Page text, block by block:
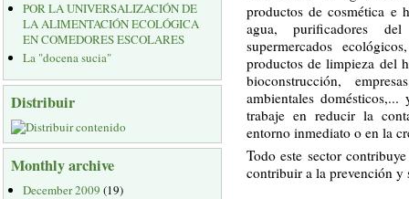
POR LA UNIVERSALIZACIÓN DE
LA ALIMENTACIÓN ECOLÓGICA
EN COMEDORES ESCOLARES
La "docena sucia"
Distribuir
Monthly archive
December 2009 (19)
productos de cosmética e
agua, purificadores
supermercados
productos de limpieza del
bioconstrucción,
ambientales
trabaje en reducir la
entorno inmediato o en la
Todo este sector
contribuir a la prevención y